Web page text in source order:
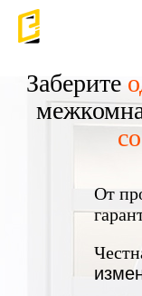
Заберите
От